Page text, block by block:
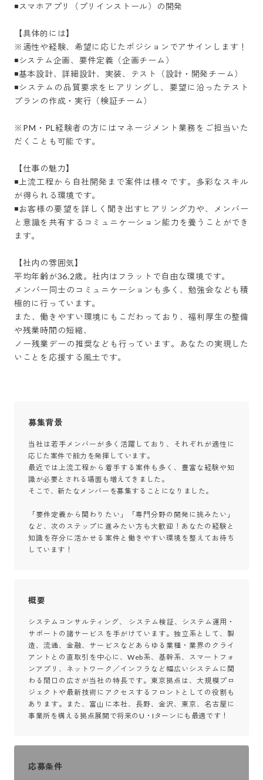
◾スマホアプリ（プリインストール）の開発
【具体的には】
※適性や経験、希望に応じたポジションでアサインします！
◾システム企画、要件定義（企画チーム）
◾基本設計、詳細設計、実装、テスト（設計・開発チーム）
◾システムの品質要求をヒアリングし、要望に沿ったテスト
プランの作成・実行（検証チーム）
※PM・PL経験者の方にはマネージメント業務をご担当いた
だくことも可能です。
【仕事の魅力】
◾上流工程から自社開発まで案件は様々です。多彩なスキル
が得られる環境です。
◾お客様の要望を詳しく聞き出すヒアリング力や、メンバー
と意識を共有するコミュニケーション能力を養うことができ
ます。
【社内の雰囲気】
平均年齢が36.2歳。社内はフラットで自由な環境です。
メンバー同士のコミュニケーションも多く、勉強会なども積
極的に行っています。
また、働きやすい環境にもこだわっており、福利厚生の整備
や残業時間の短縮、
ノー残業デーの推奨なども行っています。あなたの実現した
いことを応援する風土です。
募集背景
当社は若手メンバーが多く活躍しており、それぞれが適性に
応じた案件で能力を発揮しています。
最近では上流工程から着手する案件も多く、豊富な経験や知
識が必要とされる場面も増えてきました。
そこで、新たなメンバーを募集することになりました。
「要件定義から関わりたい」「専門分野の開発に挑みたい」
など、次のステップに進みたい方も大歓迎！あなたの経験と
知識を存分に活かせる案件と働きやすい環境を整えてお待ち
しています！
概要
システムコンサルティング、 システム検証、システム運用・
サポートの諸サービスを手がけています。独立系として、製
造、流通、金融、サービスなどあらゆる業種・業界のクライ
アントとの直取引を中心に、Web系、基幹系、スマートフォ
ンアプリ、ネットワーク／インフラなど幅広いシステムに関
わる間口の広さが当社の特長です。東京拠点は、大規模プロ
ジェクトや最新技術にアクセスするフロントとしての役割も
あります。また、富山に本社、長野、金沢、東京、名古屋に
事業所を構える拠点展開で将来のU・Iターンにも最適です！
応募条件